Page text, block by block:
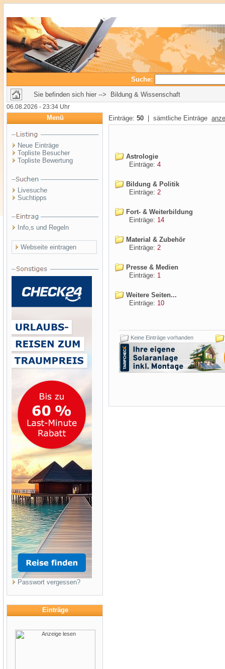
Suche:
Sie befinden sich hier --> Bildung & Wissenschaft
06.08.2026 - 23:34 Uhr
Menü
Neue Einträge
Topliste Besucher
Topliste Bewertung
Livesuche
Suchtipps
Info,s und Regeln
Webseite eintragen
Passwort vergessen?
Einträge
Einträge: 50 | sämtliche Einträge
Astrologie
Einträge: 4
Bildung & Politik
Einträge: 2
Fort- & Weiterbildung
Einträge: 14
Material & Zubehör
Einträge: 2
Presse & Medien
Einträge: 1
Weitere Seiten...
Einträge: 10
Keine Einträge vorhanden